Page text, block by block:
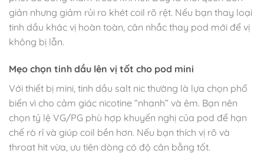
giản nhưng giảm rủi ro khét coil rõ rệt. Nếu bạn thay loại
tinh dầu khác vị hoàn toàn, cân nhắc thay pod mới để vị
không bị lẫn.
Mẹo chọn tinh dầu lên vị tốt cho pod mini
Với thiết bị mini, tinh dầu salt nic thường là lựa chọn phổ
biến vì cho cảm giác nicotine “nhanh” và êm. Bạn nên
chọn tỷ lệ VG/PG phù hợp khuyến nghị của pod để hạn
chế rò rỉ và giúp coil bền hơn. Nếu bạn thích vị rõ và
throat hit vừa, ưu tiên dòng có độ cân bằng tốt.